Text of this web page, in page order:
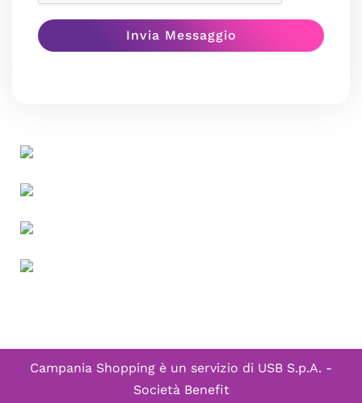
Campania Shopping è un servizio di USB S.p.A. -
Società Benefit